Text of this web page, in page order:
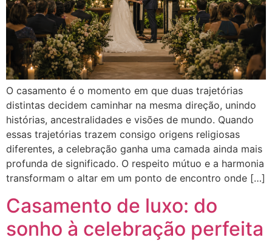
O casamento é o momento em que duas trajetórias
distintas decidem caminhar na mesma direção, unindo
histórias, ancestralidades e visões de mundo. Quando
essas trajetórias trazem consigo origens religiosas
diferentes, a celebração ganha uma camada ainda mais
profunda de significado. O respeito mútuo e a harmonia
transformam o altar em um ponto de encontro onde […]
Casamento de luxo: do
sonho à celebração perfeita